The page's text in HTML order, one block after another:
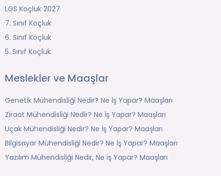
LGS Koçluk 2027
7. Sınıf Koçluk
6. Sınıf Koçluk
5. Sınıf Koçluk
Meslekler ve Maaşlar
Genetik Mühendisliği Nedir? Ne İş Yapar? Maaşları
Ziraat Mühendisliği Nedir? Ne İş Yapar? Maaşları
Uçak Mühendisliği Nedir? Ne İş Yapar? Maaşları
Bilgisayar Mühendisliği Nedir? Ne İş Yapar? Maaşları
Yazılım Mühendisliği Nedir, Ne iş Yapar? Maaşları